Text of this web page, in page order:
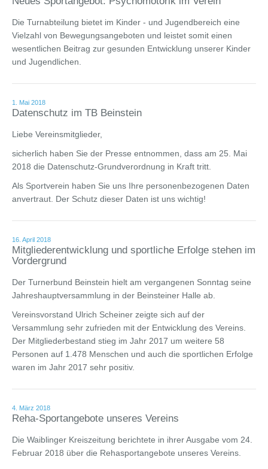
Die Turnabteilung bietet im Kinder - und Jugendbereich eine
Vielzahl von Bewegungsangeboten und leistet somit einen
wesentlichen Beitrag zur gesunden Entwicklung unserer Kinder
und Jugendlichen.
1. Mai 2018
Datenschutz im TB Beinstein
Liebe Vereinsmitglieder,
sicherlich haben Sie der Presse entnommen, dass am 25. Mai
2018 die Datenschutz-Grundverordnung in Kraft tritt.
Als Sportverein haben Sie uns Ihre personenbezogenen Daten
anvertraut. Der Schutz dieser Daten ist uns wichtig!
16. April 2018
Mitgliederentwicklung und sportliche Erfolge stehen im
Vordergrund
Der Turnerbund Beinstein hielt am vergangenen Sonntag seine
Jahreshauptversammlung in der Beinsteiner Halle ab.
Vereinsvorstand Ulrich Scheiner zeigte sich auf der
Versammlung sehr zufrieden mit der Entwicklung des Vereins.
Der Mitgliederbestand stieg im Jahr 2017 um weitere 58
Personen auf 1.478 Menschen und auch die sportlichen Erfolge
waren im Jahr 2017 sehr positiv.
4. März 2018
Reha-Sportangebote unseres Vereins
Die Waiblinger Kreiszeitung berichtete in ihrer Ausgabe vom 24.
Februar 2018 über die Rehasportangebote unseres Vereins.